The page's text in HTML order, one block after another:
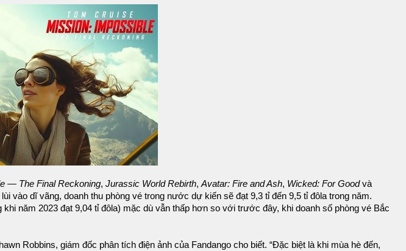
— The Final Reckoning, Jurassic World Rebirth, Avatar: Fire and Ash, Wicked: For Goodvà
dĩ vãng, doanh thu phòng vé trong nước dự kiến ​​sẽ đạt 9,3 tỉ đến 9,5 tỉ đôla trong năm.
năm 2023 đạt 9,04 tỉ đôla) mặc dù vẫn thấp hơn so với trước đây, khi doanh số phòng vé Bắc
Robbins, giám đốc phân tích điện ảnh của Fandango cho biết. “Đặc biệt là khi mùa hè đến,